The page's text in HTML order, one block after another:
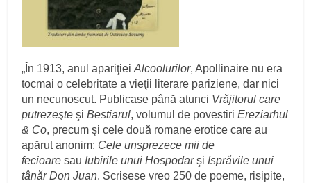
„În 1913, anul apariţieiAlcoolurilor, Apollinaire nu era
tocmai o celebritate a vieţii literare pariziene, dar nici
un necunoscut. Publicase până atunci Vrăjitorul care
putrezeşte şiBestiarul, volumul de povestiriEreziarhul
& Co, precum şi cele două romane erotice care au
apărut anonim: Cele unsprezece mii de
fecioare sauIubirile unui HospodarşiIsprăvile unui
tânăr Don Juan. Scrisese vreo 250 de poeme, risipite,